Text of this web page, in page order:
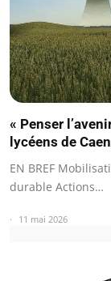
« Penser
lycéens de
EN BREF
durable Actions…
11 mai 2026